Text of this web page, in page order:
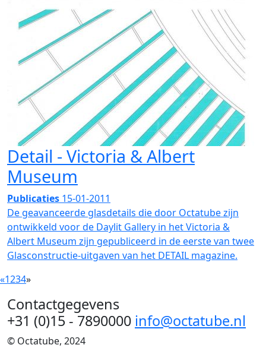
Detail - Victoria & Albert
Museum
Publicaties 15-01-2011
De geavanceerde glasdetails die door Octatube zijn
ontwikkeld voor de Daylit Gallery in het Victoria &
Albert Museum zijn gepubliceerd in de eerste van twee
Glasconstructie-uitgaven van het DETAIL magazine.
«1234»
Contactgegevens
+31 (0)15 - 7890000 info@octatube.nl
© Octatube, 2024